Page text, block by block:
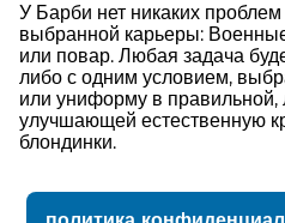
У Барби нет никаких
выбранной карьеры:
или повар. Любая задача
либо с одним условием,
или униформу в правильной,
улучшающей естественную
блондинки.